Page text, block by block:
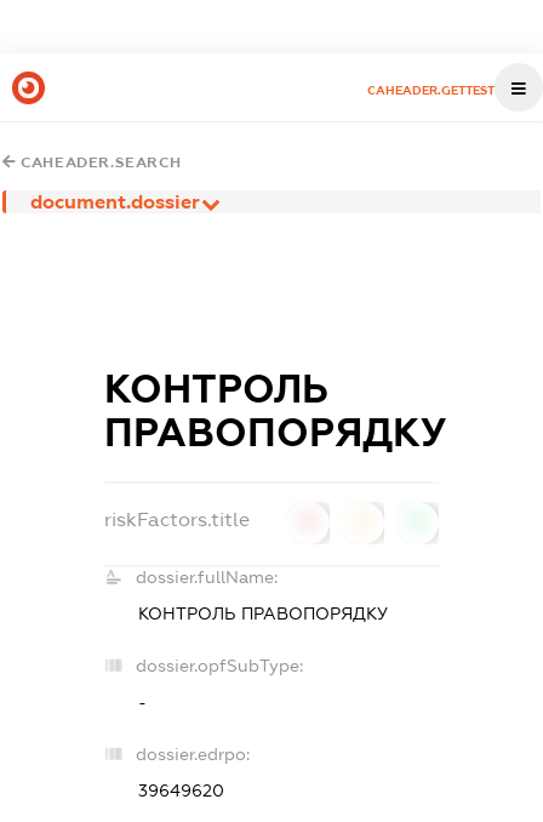
CAHEADER.GETTEST
CAHEADER.SEARCH
document.dossier
КОНТРОЛЬ
ПРАВОПОРЯДКУ
riskFactors.title
dossier.fullName:
КОНТРОЛЬ ПРАВОПОРЯДКУ
dossier.opfSubType:
-
dossier.edrpo:
39649620